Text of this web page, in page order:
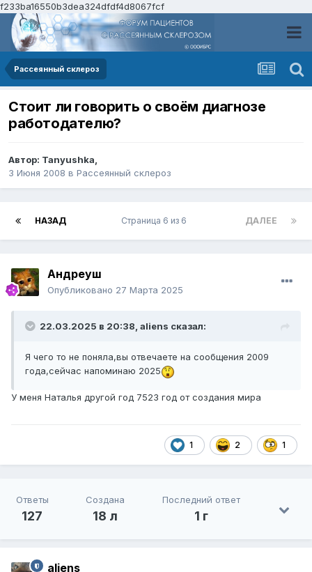
f233ba16550b3dea324dfdf4d8067fcf
Рассеянный склероз
Стоит ли говорить о своём диагнозе
работодателю?
Автор: Tanyushka,
3 Июня 2008 в Рассеянный склероз
НАЗАД ДАЛЕЕ
Страница 6 из 6
Андреуш
Опубликовано 27 Марта 2025
22.03.2025 в 20:38, aliens сказал:
Я чего то не поняла,вы отвечаете на сообщения 2009
года,сейчас напоминаю 2025
У меня Наталья другой год 7523 год от создания мира
1 2 1
Ответы
127
Создана
18 л
Последний ответ
1 г
aliens